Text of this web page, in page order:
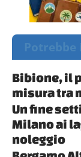
Bibione, il
misura tra
Un fine
Milano ai
noleggio